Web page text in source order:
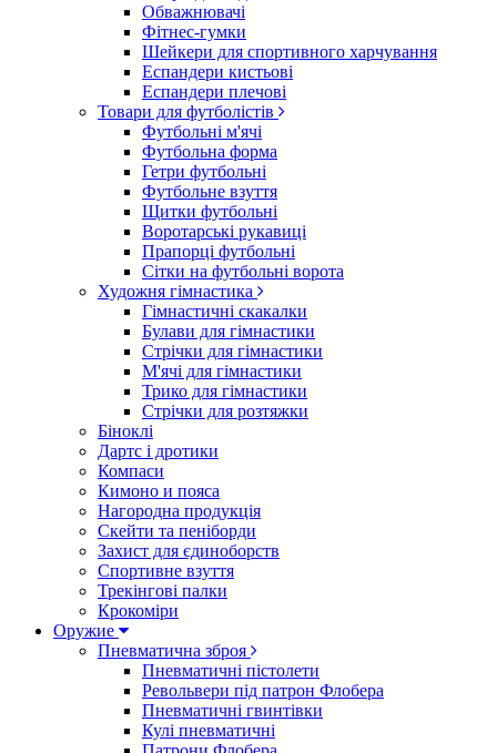
Обважнювачі
Фітнес-гумки
Шейкери для спортивного харчування
Еспандери кистьові
Еспандери плечові
Товари для футболістів
Футбольні м'ячі
Футбольна форма
Гетри футбольні
Футбольне взуття
Щитки футбольні
Воротарські рукавиці
Прапорці футбольні
Сітки на футбольні ворота
Художня гімнастика
Гімнастичні скакалки
Булави для гімнастики
Стрічки для гімнастики
М'ячі для гімнастики
Трико для гімнастики
Стрічки для розтяжки
Біноклі
Дартс і дротики
Компаси
Кимоно и пояса
Нагородна продукція
Скейти та пеніборди
Захист для єдиноборств
Спортивне взуття
Трекінгові палки
Крокоміри
Оружие
Пневматична зброя
Пневматичні пістолети
Револьвери під патрон Флобера
Пневматичні гвинтівки
Кулі пневматичні